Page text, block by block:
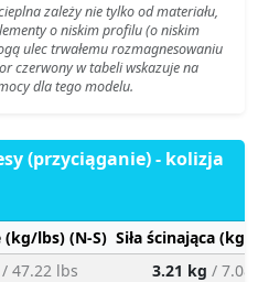
zależy nie tylko od materiału,
o niskim profilu (o niskim
ulec trwałemu rozmagnesowaniu
czerwony w tabeli wskazuje na
dla tego modelu.
(przyciąganie) - kolizja
(kg/lbs) (N-S) Siła ścinająca
/ 47.22 lbs 3.21 kg / 7.08